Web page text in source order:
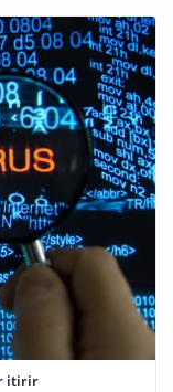
itirir